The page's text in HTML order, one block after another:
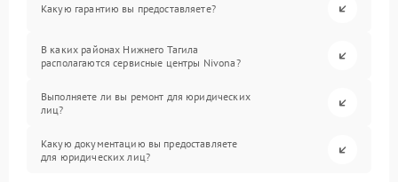
Какую гарантию вы предоставляете?
В каких районах Нижнего Тагила
располагаются сервисные центры Nivona?
Выполняете ли вы ремонт для юридических
лиц?
Какую документацию вы предоставляете
для юридических лиц?